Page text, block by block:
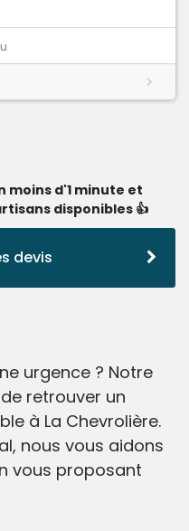
moins d'1 minute et
disponibles 👍
devis
urgence ? Notre
retrouver un
à La Chevrolière.
nous vous aidons
vous proposant